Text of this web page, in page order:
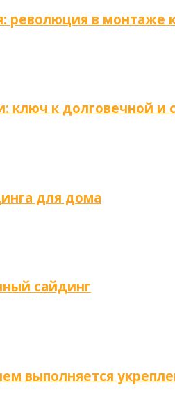
революция в монтаже
ключ к долговечной и
для дома
сайдинг
выполняется